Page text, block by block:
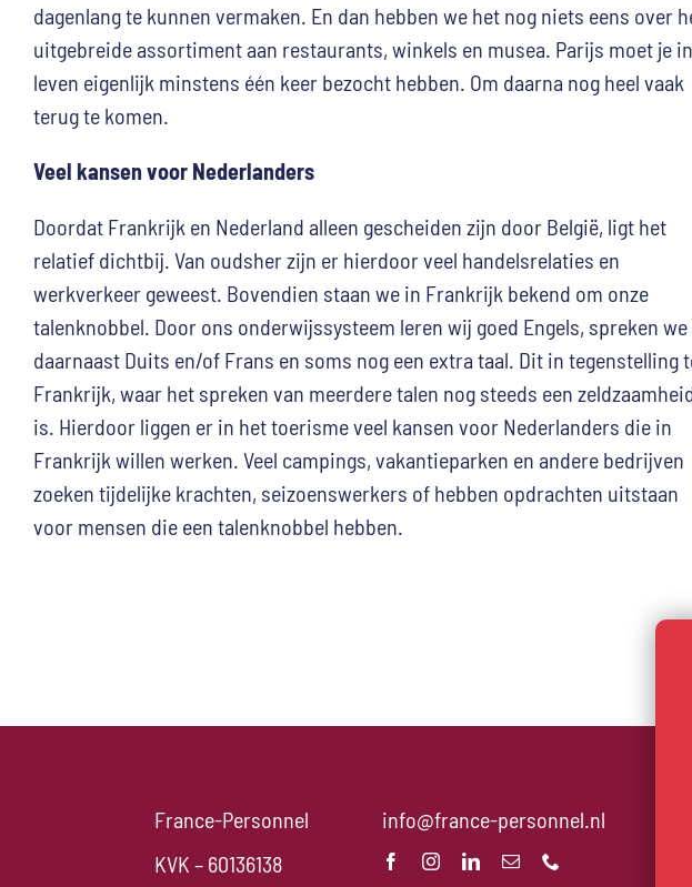
dagenlang te kunnen vermaken. En dan hebben we het nog niets eens over
uitgebreide assortiment aan restaurants, winkels en musea. Parijs moet je
leven eigenlijk minstens één keer bezocht hebben. Om daarna nog heel vaak
terug te komen.
Veel kansen voor Nederlanders
Doordat Frankrijk en Nederland alleen gescheiden zijn door België, ligt het
relatief dichtbij. Van oudsher zijn er hierdoor veel handelsrelaties en
werkverkeer geweest. Bovendien staan we in Frankrijk bekend om onze
talenknobbel. Door ons onderwijssysteem leren wij goed Engels, spreken we
daarnaast Duits en/of Frans en soms nog een extra taal. Dit in tegenstelling
Frankrijk, waar het spreken van meerdere talen nog steeds een
is. Hierdoor liggen er in het toerisme veel kansen voor Nederlanders die in
Frankrijk willen werken. Veel campings, vakantieparken en andere bedrijven
zoeken tijdelijke krachten, seizoenswerkers of hebben opdrachten uitstaan
voor mensen die een talenknobbel hebben.
France-Personnel
KVK – 60136138
info@france-personnel.nl